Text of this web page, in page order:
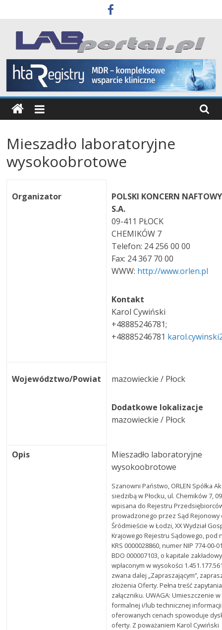
to
content
Labportal
Laboratoria
Aparatura
Badania
Mieszadło laboratoryjne
wysokoobrotowe
Organizator
POLSKI KONCERN
S.A.
09-411 PŁOCK
CHEMIKÓW 7
Telefon: 24 256 00 00
Fax: 24 367 70 00
WWW: http://www.orlen.pl
Kontakt
Karol Cywiński
+48885246781;
+48885246781
Województwo/Powiat mazowieckie / Płock
Dodatkowe lokalizacje
mazowieckie / Płock
Opis
Mieszadło laboratoryjne
wysokoobrotowe
Szanowni Państwo, ORLEN Spółka
siedzibą w Płocku, ul. Chemików 7,
wpisana do Rejestru
prowadzonego przez Sąd Rejonowy
Śródmieście w Łodzi, XX Wydział
Krajowego Rejestru Sądowego, pod
KRS 0000028860, numer NIP 774-00-
BDO 000007103, o kapitale
wpłaconym w wysokości
zwana dalej „Zapraszającym”,
złożenia Oferty. Pełna treść
załączniku. UWAGA: Umieszczenie
formalnej i/lub technicznej
oferowanych cenach spowoduje
oferty. Z poważaniem Karol Cywiński